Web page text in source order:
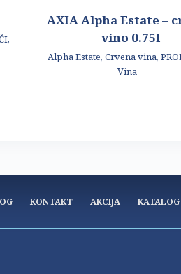
,
AXIA Alpha Estate –
vino 0.75l
Alpha Estate, Crvena vina,
Vina
KONTAKT AKCIJA KATALOG